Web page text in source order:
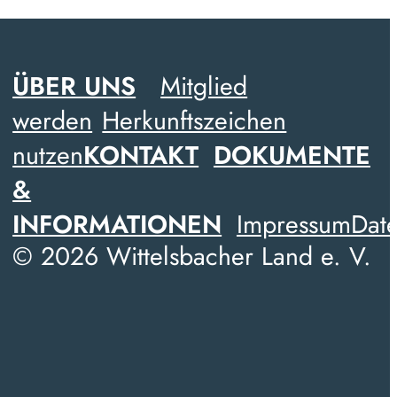
ÜBER UNS
Mitglied
werden Herkunftszeichen
nutzenKONTAKT DOKUMENTE
&
INFORMATIONEN Impressum
© 2026 Wittelsbacher Land e. V.